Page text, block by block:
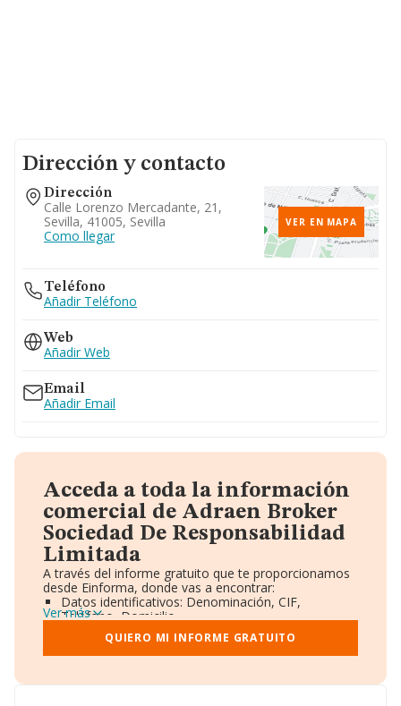
Dirección y contacto
Dirección
Calle Lorenzo Mercadante, 21,
Sevilla, 41005, Sevilla
Como llegar
VER EN MAPA
Teléfono
Añadir Teléfono
Web
Añadir Web
Email
Añadir Email
Acceda a toda la información
comercial de Adraen Broker
Sociedad De Responsabilidad
Limitada
A través del informe gratuito que te proporcionamos
desde Einforma, donde vas a encontrar:
Datos identificativos: Denominación, CIF,
Teléfono, Domicilio.
Informe Mercantil Completo (BORME).
Gráficos de Evolución Ventas y Empleados.
Consejo de Administración y Administradores.
Accionistas.
Ver más
QUIERO MI INFORME GRATUITO